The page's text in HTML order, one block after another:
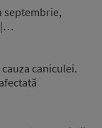
septembrie,
|…
caniculei.